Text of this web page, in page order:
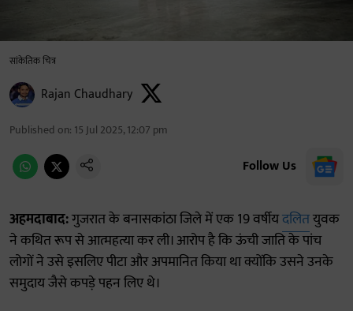
सांकेतिक चित्र
Rajan Chaudhary
Published on: 15 Jul 2025, 12:07 pm
Follow Us
अहमदाबाद:गुजरात के बनासकांठा जिले में एक 19 वर्षीयदलितयुवक
ने कथित रूप से आत्महत्या कर ली। आरोप है कि ऊंची जाति के पांच
लोगों ने उसे इसलिए पीटा और अपमानित किया था क्योंकि उसने उनके
समुदाय जैसे कपड़े पहन लिए थे।